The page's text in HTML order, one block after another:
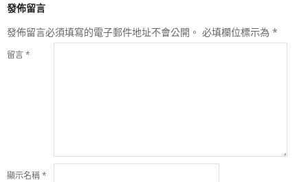
發佈留言
發佈留言必須填寫的電子郵件地址不會公開。 必填欄位標示為 *
留言*
顯示名稱*